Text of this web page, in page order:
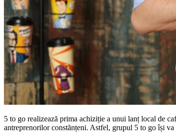
5 to go realizează prima achiziție a unui lanț local de
antreprenorilor constănțeni. Astfel, grupul 5 to go își